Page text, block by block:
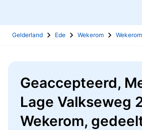
Gelderland Ede Wekerom
Geaccepteerd,
Lage Valkseweg
Wekerom,